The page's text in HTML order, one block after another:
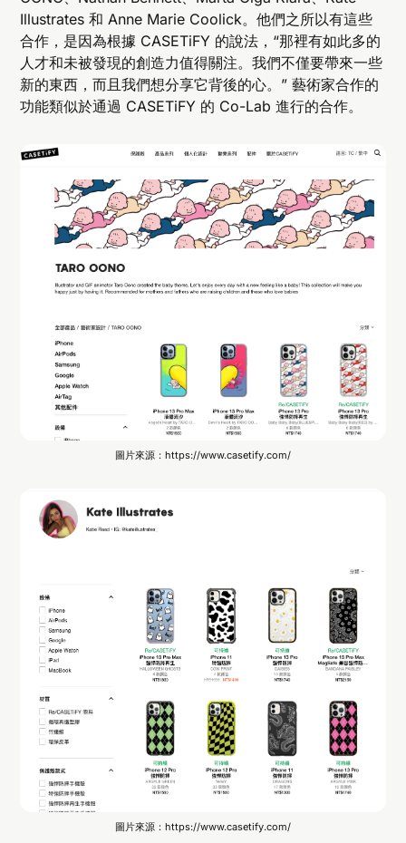
Illustrates 和 Anne Marie Coolick。他們之所以有這些
合作，是因為根據 CASETiFY 的說法，“那裡有如此多的
人才和未被發現的創造力值得關注。我們不僅要帶來一些
新的東西，而且我們想分享它背後的心。” 藝術家合作的
功能類似於通過 CASETiFY 的 Co-Lab 進行的合作。
圖片來源：https://www.casetify.com/
圖片來源：https://www.casetify.com/